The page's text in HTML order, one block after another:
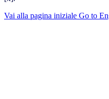
Vai alla pagina iniziale Go to